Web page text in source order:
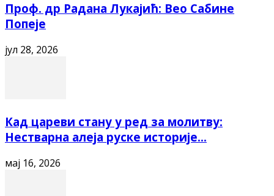
Проф. др Радана Лукајић: Вео Сабине
Попеје
јул 28, 2026
Кад цареви стану у ред за молитву:
Нестварна алеја руске историје...
мај 16, 2026